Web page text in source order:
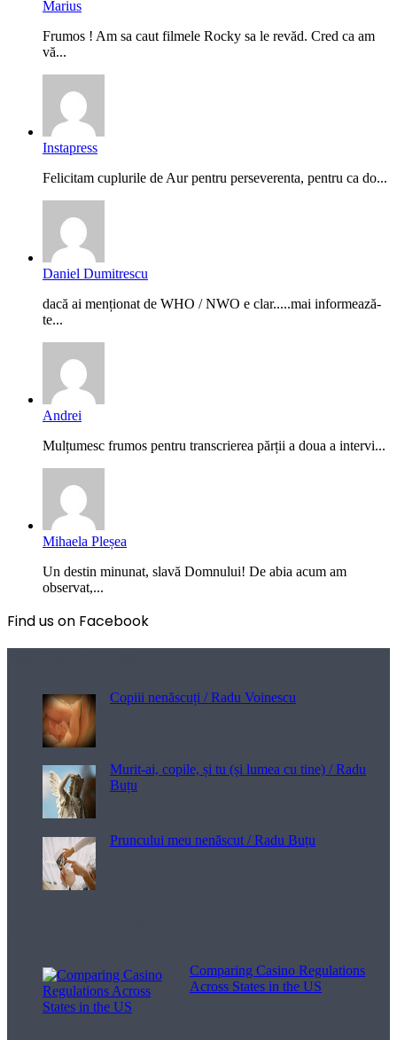
Marius
Frumos ! Am sa caut filmele Rocky sa le revăd. Cred ca am
vă...
Instapress
Felicitam cuplurile de Aur pentru perseverenta, pentru ca do...
Daniel Dumitrescu
dacă ai menționat de WHO / NWO e clar.....mai informează-
te...
Andrei
Mulțumesc frumos pentru transcrierea părții a doua a intervi...
Mihaela Pleșea
Un destin minunat, slavă Domnului! De abia acum am
observat,...
Find us on Facebook
Copiii nenăscuți / Radu Voinescu
Murit-ai, copile, și tu (și lumea cu tine) / Radu
Buțu
Pruncului meu nenăscut / Radu Buțu
Comparing Casino Regulations
Across States in the US